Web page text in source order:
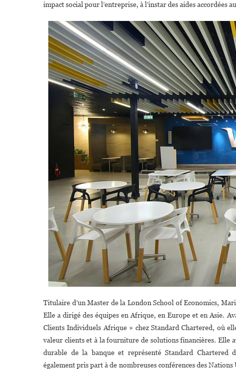
impact social pour l’entreprise, à l’instar des aides
Titulaire d’un Master de la London School of Economics,
Elle a dirigé des équipes en Afrique, en Europe et en Asie.
Clients Individuels Afrique » chez Standard Chartered, où
valeur clients et à la fourniture de solutions financières. Elle
durable de la banque et représenté Standard Chartered
également pris part à de nombreuses conférences des